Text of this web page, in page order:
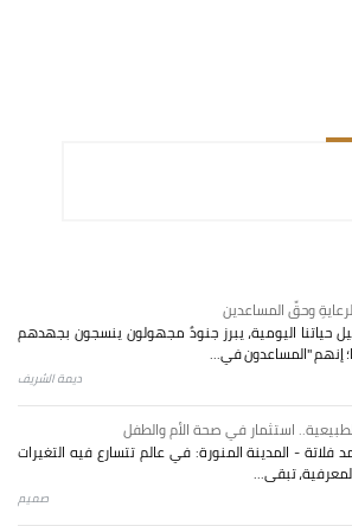
وحقِّ المساعدين
حياتنا اليومية، يبرز جنودٌ مجهولون ينسجون بجهدهم
إنهم "المساعدون في...
ديمة الشريف
استثمار في صحة الأم والطفل
فلاتة - المدينة المنورة: في عالم تتسارع فيه التغيرات
تبقى...
صميم